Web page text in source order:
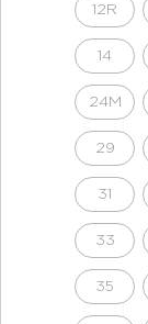
12R
14
24M
29
31
33
35